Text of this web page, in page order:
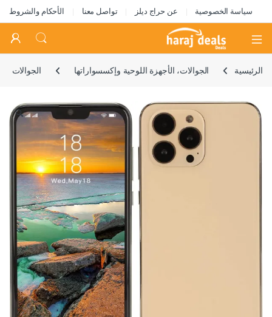
سياسة الخصوصية عن حراج ديلز تواصل معنا الأحكام والشروط
Open
الرئيسية الجوالات، الأجهزة اللوحية وإكسسواراتها الجوالات
🔍